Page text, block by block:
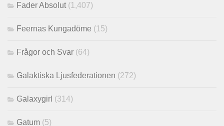
Fader Absolut (1,407)
Feernas Kungadöme (15)
Frågor och Svar (64)
Galaktiska Ljusfederationen (272)
Galaxygirl (314)
Gatum (5)